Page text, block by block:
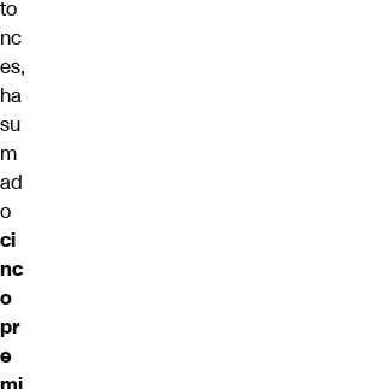
to
nc
es,
ha
su
m
ad
o
ci
nc
o
pr
e